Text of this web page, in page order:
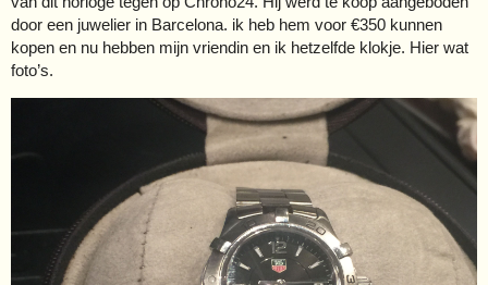
door een juwelier in Barcelona. ik heb hem voor €350 kunnen
kopen en nu hebben mijn vriendin en ik hetzelfde klokje. Hier wat
foto’s.